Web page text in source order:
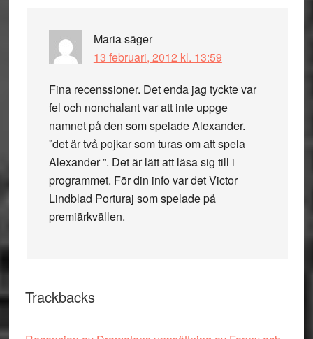
Mariasäger
13 februari, 2012 kl. 13:59
Fina recenssioner. Det enda jag tyckte var
fel och nonchalant var att inte uppge
namnet på den som spelade Alexander.
”det är två pojkar som turas om att spela
Alexander ”. Det är lätt att läsa sig till i
programmet. För din info var det Victor
Lindblad Porturaj som spelade på
premiärkvällen.
Trackbacks